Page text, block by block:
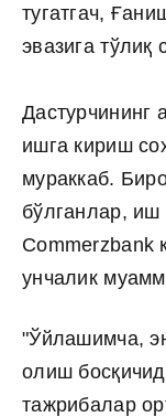
тугатгач,
эвазига
Дастурчининг
ишга кириш
мураккаб.
бўлганлар,
Commerzbank
унчалик
"Ўйлашимча,
олиш
тажрибалар